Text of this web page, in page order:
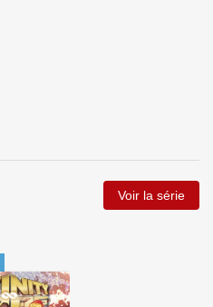
Voir la série